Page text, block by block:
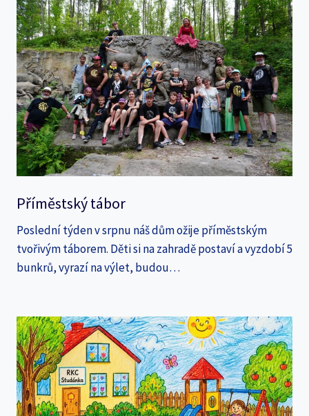
Příměstský tábor
Poslední týden v srpnu náš dům ožije příměstským
tvořivým táborem. Děti si na zahradě postaví a vyzdobí 5
bunkrů, vyrazí na výlet, budou…